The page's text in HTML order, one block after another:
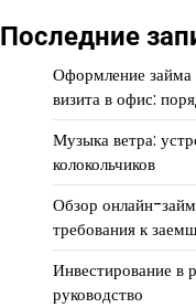
Последние
Оформление займа
визита в офис:
Музыка ветра:
колокольчиков
Обзор онлайн-
требования к
Инвестирование в
руководство